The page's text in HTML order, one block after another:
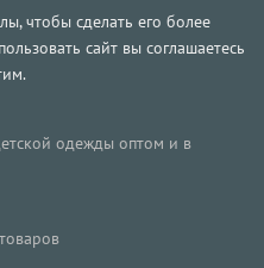
чтобы сделать его более
сайт вы соглашаетесь
одежды оптом и в